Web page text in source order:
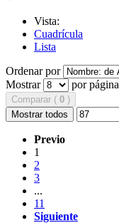
Vista:
Cuadrícula
Lista
Ordenar por
Mostrar
por página
Comparar ( 0 )
Mostrar todos
Previo
1
2
3
...
11
Siguiente